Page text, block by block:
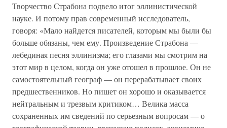
Творчество Страбона подвело итог эллинистической
науке. И потому прав современный исследователь,
говоря: «Мало найдется писателей, которым мы были бы
больше обязаны, чем ему. Произведение Страбона —
лебединая песня эллинизма; его глазами мы смотрим на
этот мир в целом, когда он уже отошел в прошлое. Он не
самостоятельный географ — он перерабатывает своих
предшественников. Но пишет он хорошо и оказывается
нейтральным и трезвым критиком… Велика масса
сохраненных им сведений по серьезным вопросам — о